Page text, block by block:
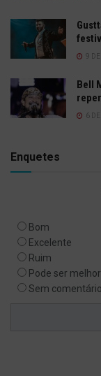
9
Bell
6
Enquetes
Bom
Excelente
Ruim
Pode ser
Sem